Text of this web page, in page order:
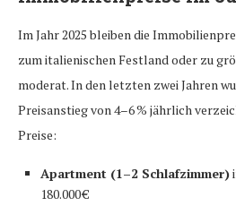
Im Jahr 2025 bleiben die
zum italienischen Festland oder zu
moderat. In den letzten zwei Jahren
Preisanstieg von 4–6 % jährlich
Preise:
Apartment (1–2 Schlafzimmer)
180.000 €